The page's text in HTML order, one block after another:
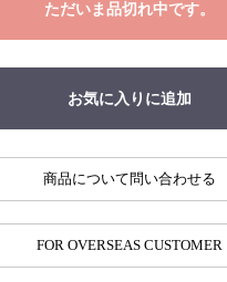
ただいま品切れ中です。
お気に入りに追加
商品について問い合わせる
FOR OVERSEAS CUSTOMER